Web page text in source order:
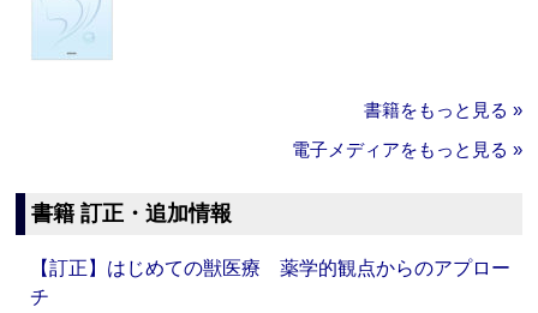
書籍をもっと見る »
電子メディアをもっと見る »
書籍 訂正・追加情報
【訂正】はじめての獣医療 薬学的観点からのアプロー
チ